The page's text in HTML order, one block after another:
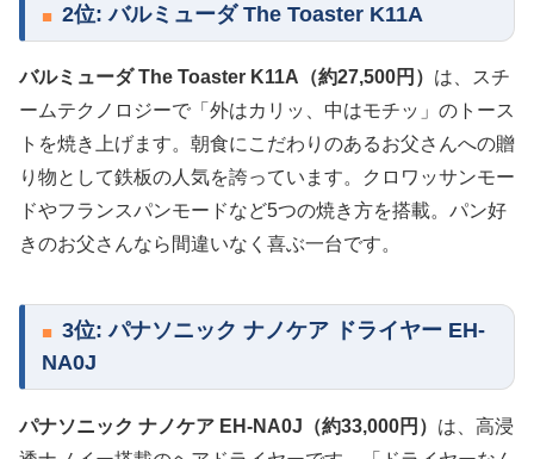
2位: バルミューダ The Toaster K11A
バルミューダ The Toaster K11A（約27,500円） は、スチ
ームテクノロジーで「外はカリッ、中はモチッ」のトース
トを焼き上げます。朝食にこだわりのあるお父さんへの贈
り物として鉄板の人気を誇っています。クロワッサンモー
ドやフランスパンモードなど5つの焼き方を搭載。パン好
きのお父さんなら間違いなく喜ぶ一台です。
3位: パナソニック ナノケア ドライヤー EH-
NA0J
パナソニック ナノケア EH-NA0J（約33,000円） は、高浸